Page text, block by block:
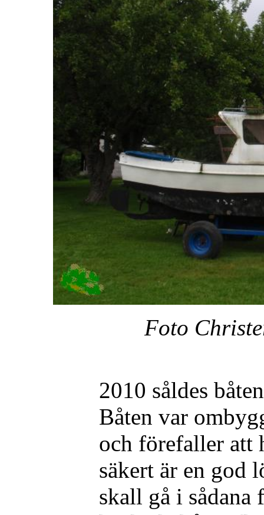
Foto
2010 såldes
Båten var
och förefaller att
säkert är en god
skall gå i sådana